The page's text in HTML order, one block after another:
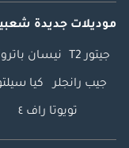
موديلات جديدة
جيتور T2 نيسان
جيب رانجلر كيا
تويوتا راف ٤